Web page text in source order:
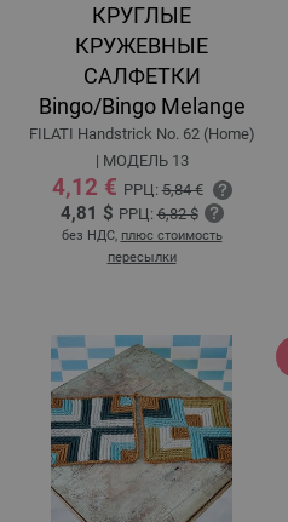
КРУГЛЫЕ
КРУЖЕВНЫЕ
САЛФЕТКИ
Bingo/Bingo Melange
FILATI Handstrick No. 62 (Home)
| MOДЕЛЬ 13
4,12 € РРЦ:5,84 €
4,81 $ РРЦ:6,82 $
без НДС, плюс стоимость
пересылки